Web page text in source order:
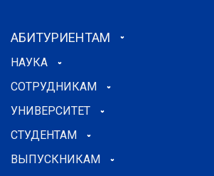
АБИТУРИЕНТАМ
НАУКА
СОТРУДНИКАМ
УНИВЕРСИТЕТ
СТУДЕНТАМ
ВЫПУСКНИКАМ